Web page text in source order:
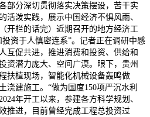
部分深切贯彻落实决策摆设，苦干实
活泼实践，展示中国经济不惧风雨、
开栏的话完）近期召开的地方经济工
资于人慎密连系”。记者正在调研中感
互促共进，推进消费和投资、供给和
资潜力庞大、空间广漠。眼下，贵州
扶植现场，智能化机械设备轰鸣做
浇建施工。“做为国度150项严沉水利
年开工以来，参建各方科学规划、
推进，目前曾经完成工程总投资过